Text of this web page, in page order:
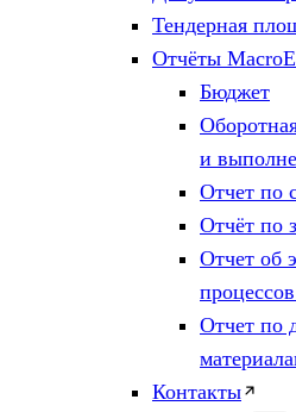
Тендерная
Отчёты
Бюджет
и
Отчет по
Отчёт по
Отчет об
Отчет по
Контакты